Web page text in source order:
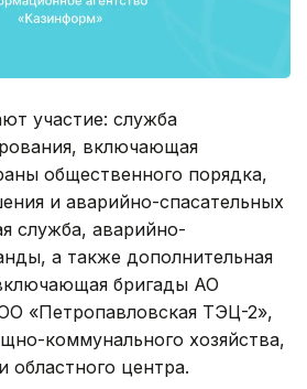
участие: служба
включающая
общественного порядка,
и аварийно-спасательных
служба, аварийно-
а также дополнительная
бригады АО
«Петропавловская ТЭЦ-2»,
коммунального хозяйства,
центра.